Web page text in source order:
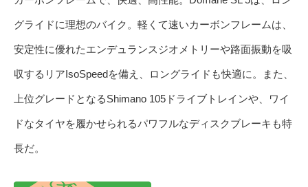
グライドに理想のバイク。軽くて速いカーボンフレームは、
安定性に優れたエンデュランスジオメトリーや路面振動を吸
収するリアIsoSpeedを備え、ロングライドも快適に。また、
上位グレードとなるShimano 105ドライブトレインや、ワイ
ドなタイヤを履かせられるパワフルなディスクブレーキも特
長だ。